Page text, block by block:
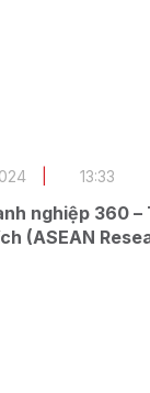
nghiệp 360
(ASEAN
13:33